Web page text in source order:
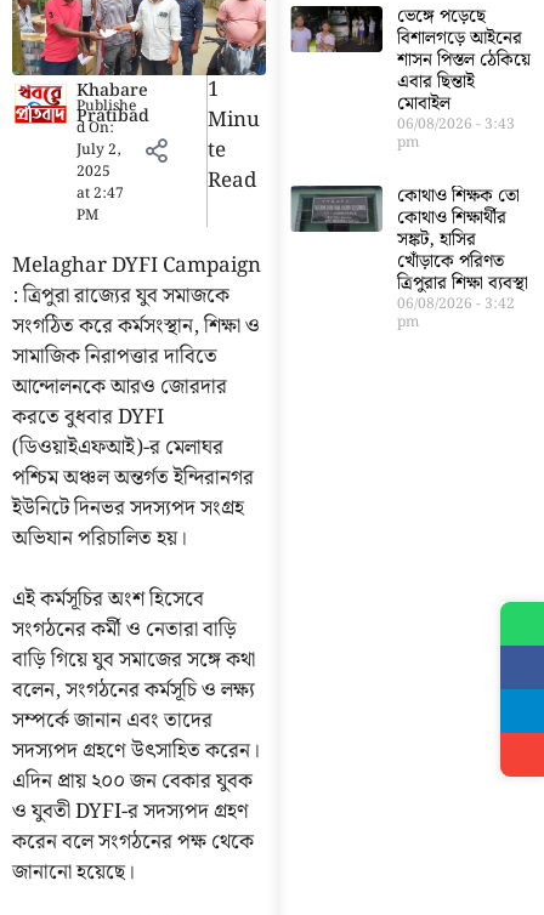
Khabare
Pratibad
Publishe
d On:
July 2,
2025
at2:47
PM
1
Minu
Te
Read
Melaghar DYFI Campaign
: ত্রিপুরা রাজ্যের যুব সমাজকে
সংগঠিত করে কর্মসংস্থান, শিক্ষা ও
সামাজিক নিরাপত্তার দাবিতে
আন্দোলনকে আরও জোরদার
করতে বুধবার DYFI
(ডিওয়াইএফআই)-র মেলাঘর
পশ্চিম অঞ্চল অন্তর্গত ইন্দিরানগর
ইউনিটে দিনভর সদস্যপদ সংগ্রহ
অভিযান পরিচালিত হয়।
এই কর্মসূচির অংশ হিসেবে
সংগঠনের কর্মী ও নেতারা বাড়ি
বাড়ি গিয়ে যুব সমাজের সঙ্গে কথা
বলেন, সংগঠনের কর্মসূচি ও লক্ষ্য
সম্পর্কে জানান এবং তাদের
সদস্যপদ গ্রহণে উৎসাহিত করেন।
এদিন প্রায় ২০০ জন বেকার যুবক
ও যুবতী DYFI-র সদস্যপদ গ্রহণ
করেন বলে সংগঠনের পক্ষ থেকে
জানানো হয়েছে।
ভেঙ্গে পড়েছে
বিশালগড়ে আইনের
শাসন পিস্তল ঠেকিয়ে
এবার ছিন্তাই
মোবাইল
06/08/2026 3:43
pm
কোথাও শিক্ষক তো
কোথাও শিক্ষার্থীর
সঙ্কট, হাসির
খোঁড়াকে পরিণত
ত্রিপুরার শিক্ষা ব্যবস্থা
06/08/2026 3:42
pm